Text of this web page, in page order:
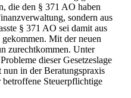
die den § 371 AO haben
sondern aus
§ 371 AO sei damit aus
Mit der neuen
zurechtkommen. Unter
dieser Gesetzeslage
nun in der Beratungspraxis
Steuerpflichtige